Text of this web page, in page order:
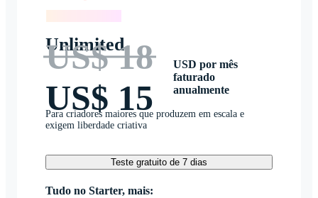
Unlimited
US$ 18
US$ 15
USD por mês
faturado
anualmente
Para criadores maiores que produzem em escala e
exigem liberdade criativa
Teste gratuito de 7 dias
Tudo no Starter, mais: